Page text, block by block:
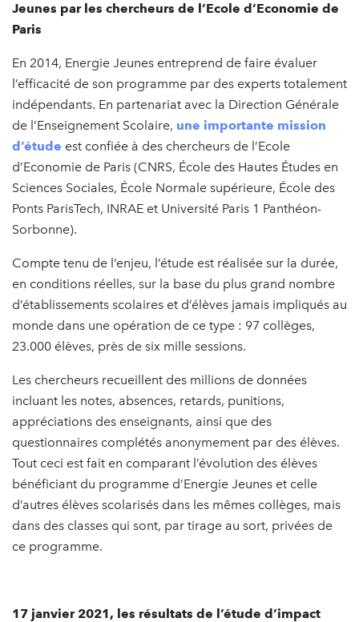
Jeunes par les chercheurs de l’Ecole d’Economie de
Paris
En 2014, Energie Jeunes entreprend de faire évaluer
l’efficacité de son programme par des experts totalement
indépendants. En partenariat avec la Direction Générale
de l’Enseignement Scolaire, une importante mission
d’étude est confiée à des chercheurs de l’Ecole
d’Economie de Paris (CNRS, École des Hautes Études en
Sciences Sociales, École Normale supérieure, École des
Ponts ParisTech, INRAE et Université Paris 1 Panthéon-
Sorbonne).
Compte tenu de l’enjeu, l’étude est réalisée sur la durée,
en conditions réelles, sur la base du plus grand nombre
d’établissements scolaires et d’élèves jamais impliqués au
monde dans une opération de ce type : 97 collèges,
23.000 élèves, près de six mille sessions.
Les chercheurs recueillent des millions de données
incluant les notes, absences, retards, punitions,
appréciations des enseignants, ainsi que des
questionnaires complétés anonymement par des élèves.
Tout ceci est fait en comparant l’évolution des élèves
bénéficiant du programme d’Energie Jeunes et celle
d’autres élèves scolarisés dans les mêmes collèges, mais
dans des classes qui sont, par tirage au sort, privées de
ce programme.
17 janvier 2021, les résultats de l’étude d’impact